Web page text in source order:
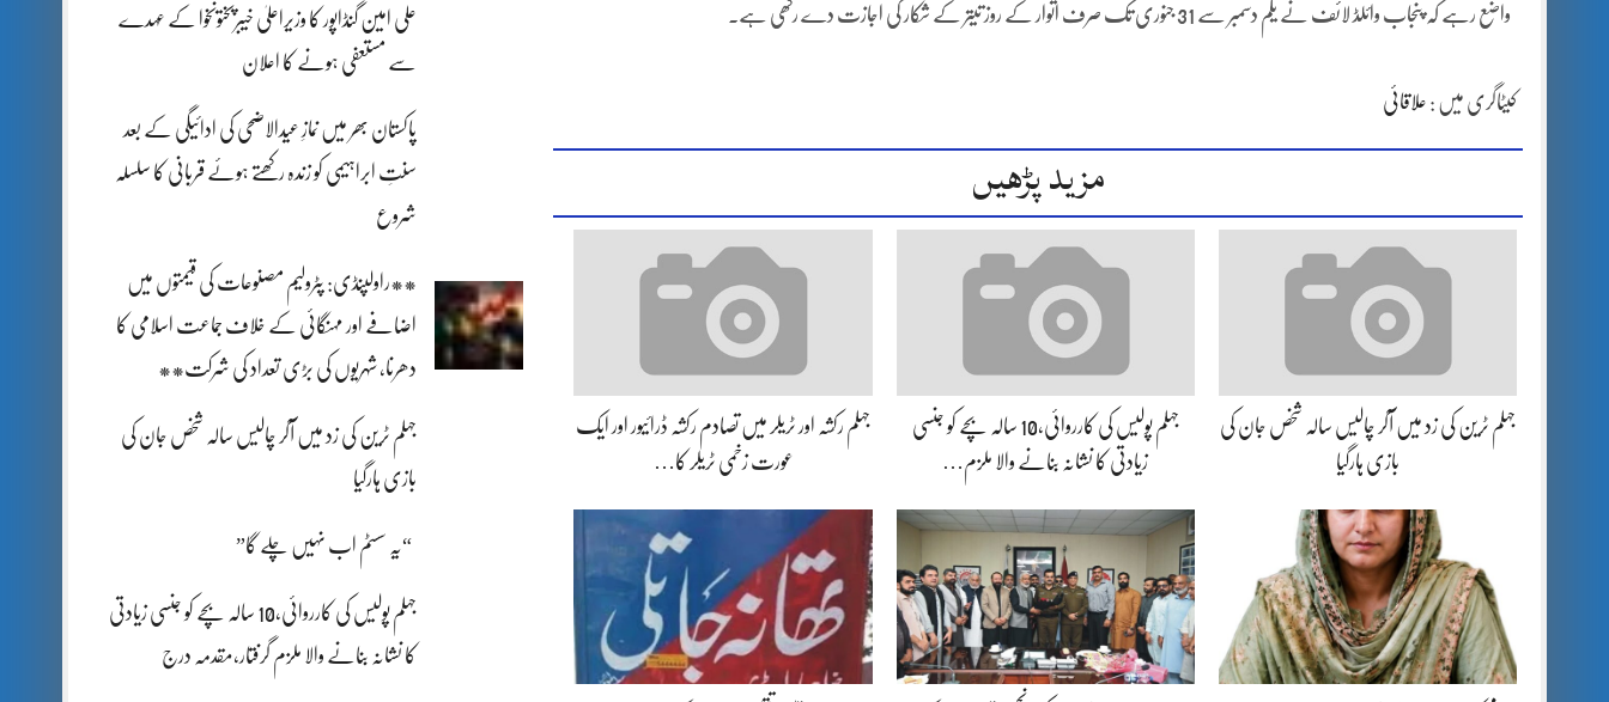
علی امین گنڈاپور کا وزیراعلیٰ خیبرپختونخوا کے عہدے
سے مستعفی ہونے کا اعلان
پاکستان بھر میں نمازِ عیدالاضحی کی ادائیگی کے بعد
سنتِ ابراہیمی کو زندہ رکھتے ہوئے قربانی کا سلسلہ
شروع
**راولپنڈی: پٹرولیم مصنوعات کی قیمتوں میں
اضافے اور مہنگائی کے خلاف جماعت اسلامی کا
دھرنا، شہریوں کی بڑی تعداد کی شرکت**
جہلم ٹرین کی زد میں آکر چالیس سالہ شخص جان کی
بازی ہارگیا
“یہ سسٹم اب نہیں چلے گا”
جہلم پولیس کی کارروائی،10 سالہ بچے کو جنسی زیادتی
کا نشانہ بنانے والا ملزم گرفتار،مقدمہ درج
واضع رہے کہ پنجاب وائلڈ لائف نے یکم دسمبر سے 31 جنوری تک صرف اتوار کے روز تیتر کے شکار کی اجازت دے رکھی ہے۔
کیٹاگری میں : علاقائی
مزید پڑھیں
جہلم ٹرین کی زد میں آکر چالیس سالہ شخص جان کی
بازی ہارگیا
جہلم پولیس کی کارروائی،10 سالہ بچے کو جنسی
زیادتی کا نشانہ بنانے والا ملزم…
جہلم رکشہ اور ٹریلر میں تصادم رکشہ ڈرائیور اور ایک
عورت زخمی ٹریلر کا…